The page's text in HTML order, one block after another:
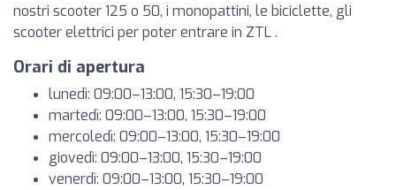
nostri scooter 125 o 50, i monopattini, le biciclette, gli
scooter elettrici per poter entrare in ZTL .
Orari di apertura
lunedì: 09:00–13:00, 15:30–19:00
martedì: 09:00–13:00, 15:30–19:00
mercoledì: 09:00–13:00, 15:30–19:00
giovedì: 09:00–13:00, 15:30–19:00
venerdì: 09:00–13:00, 15:30–19:00